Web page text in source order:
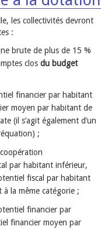
les collectivités devront
:
brute de plus de 15 %
clos du budget
financier par habitant
moyen par habitant de
(il s’agit également d’un
;
par habitant inférieur,
fiscal par habitant
la même catégorie ;
financier par
financier moyen par